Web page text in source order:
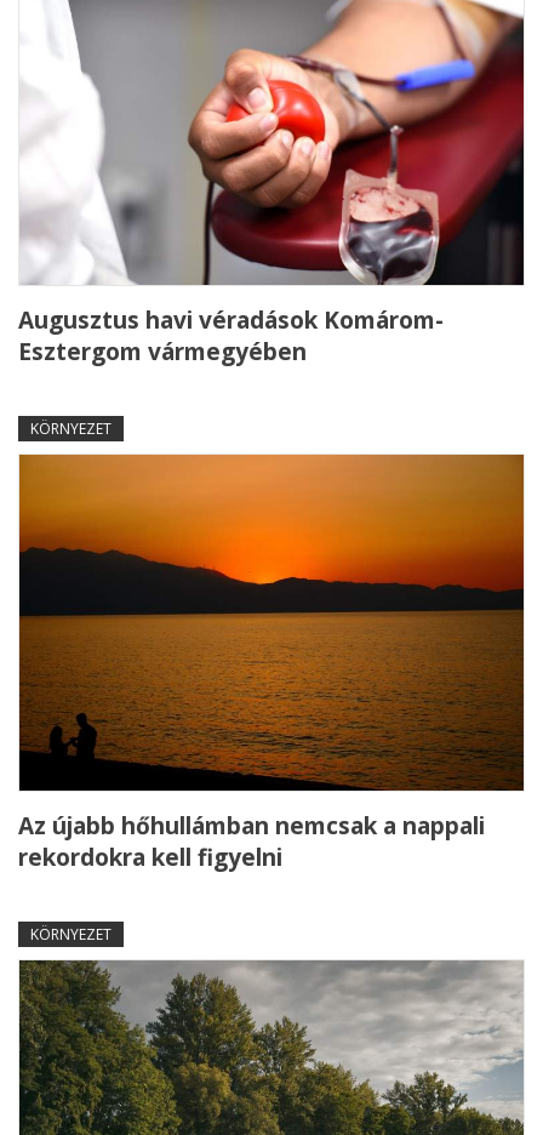
Augusztus havi véradások Komárom-
Esztergom vármegyében
KÖRNYEZET
Az újabb hőhullámban nemcsak a nappali
rekordokra kell figyelni
KÖRNYEZET